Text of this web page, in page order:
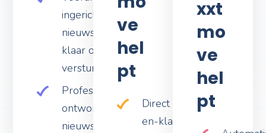
ingerichte
nieuwsbrieven,
klaar om te
versturen
Professioneel
ontworpen
nieuwsbrieftemplates
ve
hel
pt
Direct kant-
en-klare
xxt
mo
ve
hel
pt